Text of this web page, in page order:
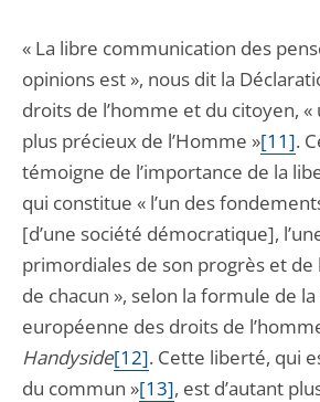
« La libre communication des
opinions est », nous dit la
droits de l’homme et du citoyen,
plus précieux de l’Homme »[11].
témoigne de l’importance de la
qui constitue « l’un des
[d’une société démocratique],
primordiales de son progrès et de
de chacun », selon la formule de
européenne des droits de
Handyside[12]. Cette liberté, qui
du commun »[13], est d’autant